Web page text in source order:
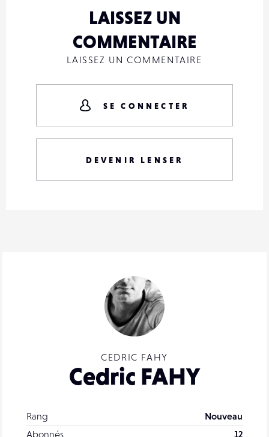
CEDRIC FAHY
Cedric FAHY
Rang
Nouveau
Abonnés
12
LAISSEZ UN
COMMENTAIRE
LAISSEZ UN COMMENTAIRE
SE CONNECTER
DEVENIR LENSER